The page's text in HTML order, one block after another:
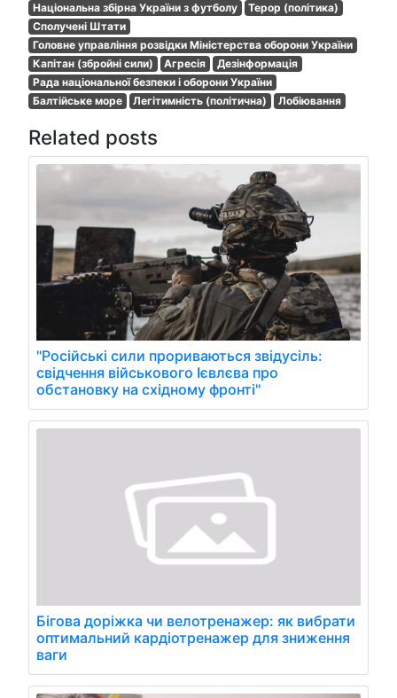
Національна збірна України з футболу
Терор (політика)
Сполучені Штати
Головне управління розвідки Міністерства оборони України
Капітан (збройні сили)
Агресія
Дезінформація
Рада національної безпеки і оборони України
Балтійське море
Легітимність (політична) Лобіювання
Related posts
"Російські сили прориваються звідусіль:
свідчення військового Ієвлєва про
обстановку на східному фронті"
Бігова доріжка чи велотренажер: як вибрати
оптимальний кардіотренажер для зниження
ваги